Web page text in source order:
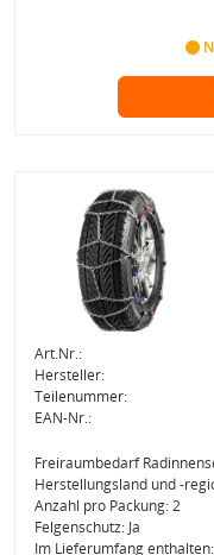
Art.Nr.:
Hersteller:
Teilenummer:
EAN-Nr.:
Freiraumbedarf
Herstellungsland und -
Anzahl pro Packung: 2
Felgenschutz: Ja
Im Lieferumfang